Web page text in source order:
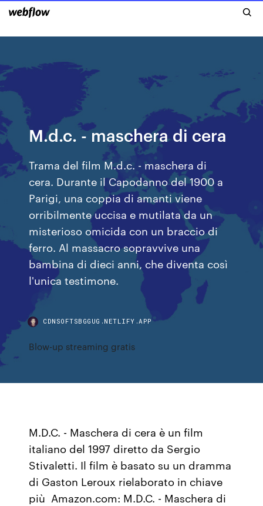
M.d.c. - maschera di cera
Trama del film M.d.c. - maschera di
cera. Durante il Capodanno del 1900 a
Parigi, una coppia di amanti viene
orribilmente uccisa e mutilata da un
misterioso omicida con un braccio di
ferro. Al massacro sopravvive una
bambina di dieci anni, che diventa così
l'unica testimone.
CDNSOFTSBGGUG.NETLIFY.APP
Blow-up streaming gratis
M.D.C. - Maschera di cera è un film
italiano del 1997 diretto da Sergio
Stivaletti. Il film è basato su un dramma
di Gaston Leroux rielaborato in chiave
più Amazon.com: M.D.C. - Maschera di